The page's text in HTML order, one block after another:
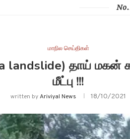
மாநில செய்திகள்
landslide) தாய்
மீட்பு !!!
written byAriviyal News 18/10/2021